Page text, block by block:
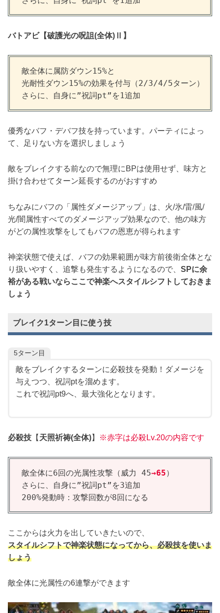
バトアビ【破護光の呪詛(全体)Ⅱ 】
敵全体に属防ダウン15%と
光耐性ダウン15%の効果を付与（2/3/4/5ターン）
さらに、自身に”祝詞pt”を1追加
優秀なバフ・デバフ技を持っています。パーティによっ
て、足りない方を選択しましょう
敵をブレイクする前なので無理にBPは使用せず、味方と
掛け合わせてターン延長するのがおすすめ
ちなみにバフの「属性ダメージアップ」は、火/氷/雷/風/
光/闇属性すべてのダメージアップ効果なので、他の味方
がどの属性攻撃をしてもバフの恩恵が得られます
神楽状態で使えば、バフの効果範囲が味方前後衛全体とな
り扱いやすく、追撃も発生するようになるので、 SPに余
裕がある戦いならここで神楽へスタイルシフトしておきま
しょう
ブレイク1ターン目に使う技
5ターン目
敵をブレイクするターンに必殺技を発動！ダメージを
与えつつ、祝詞ptを溜めます。
これで祝詞pt9へ、最大強化となります。
必殺技 【 天照祈祷(全体)】 ※赤字は必殺Lv.20の内容です
敵全体に6回の光属性攻撃（威力 45→65）
さらに、自身に”祝詞pt”を3追加
200%発動時：攻撃回数が8回になる
ここからは火力を出していきたいので、
スタイルシフトで神楽状態になってから、必殺技を使いま
しょう
敵全体に光属性の6連撃ができます